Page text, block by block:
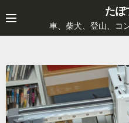
ン
テ
ツ
へ
ス
キ
たぽ
車、柴犬、登山、コ